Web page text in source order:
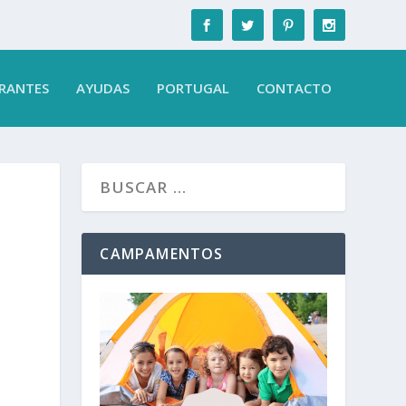
AYUDAS PORTUGAL CONTACTO
CAMPAMENTOS